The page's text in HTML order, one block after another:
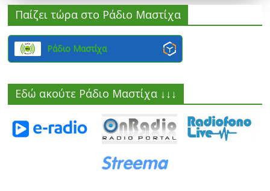
Παίζει τώρα στο Ράδιο Μαστίχα
Ράδιο Μαστίχα
Εδώ ακούτε Ράδιο Μαστίχα ↓↓↓